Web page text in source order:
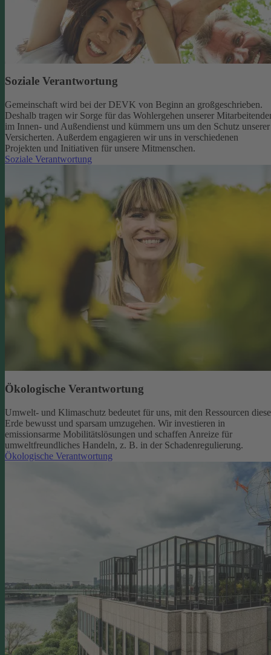
Soziale Verantwortung
Gemeinschaft wird bei der DEVK von Beginn an großgeschrieben.
Deshalb tragen wir Sorge für das Wohlergehen unserer
im Innen- und Außendienst und kümmern uns um den Schutz unserer
Versicherten. Außerdem engagieren wir uns in verschiedenen
Projekten und Initiativen für unsere Mitmenschen.
Soziale Verantwortung
Ökologische Verantwortung
Umwelt- und Klimaschutz bedeutet für uns, mit den Ressourcen
Erde bewusst und sparsam umzugehen. Wir investieren in
emissionsarme Mobilitätslösungen und schaffen Anreize für
umweltfreundliches Handeln, z. B. in der Schadenregulierung.
Ökologische Verantwortung